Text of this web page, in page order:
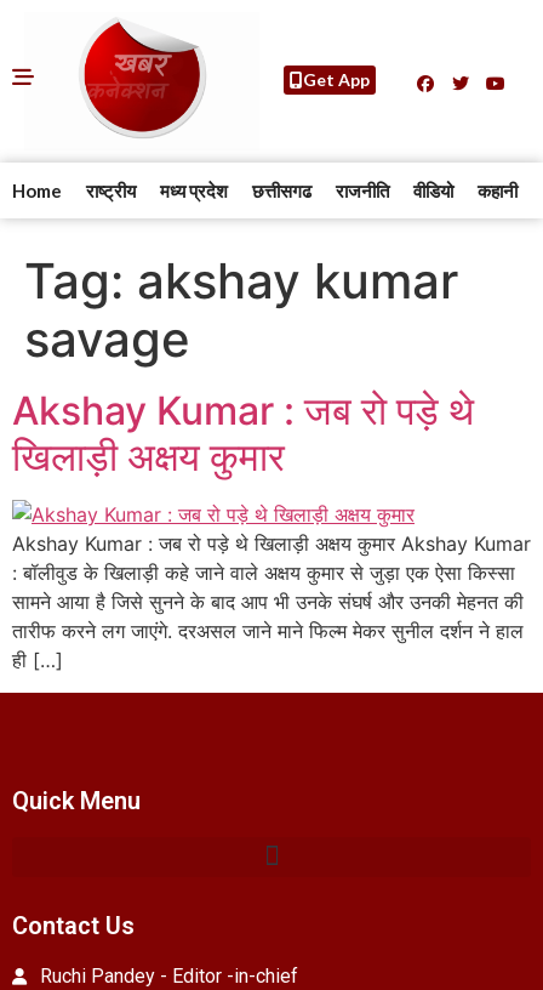
Get App
Home राष्ट्रीय मध्य प्रदेश छत्तीसगढ राजनीति वीडियो कहानी
Tag: akshay kumar
savage
Akshay Kumar : जब रो पड़े थे
खिलाड़ी अक्षय कुमार
Akshay Kumar : जब रो पड़े थे खिलाड़ी अक्षय कुमार Akshay Kumar
: बॉलीवुड के खिलाड़ी कहे जाने वाले अक्षय कुमार से जुड़ा एक ऐसा किस्सा
सामने आया है जिसे सुनने के बाद आप भी उनके संघर्ष और उनकी मेहनत की
तारीफ करने लग जाएंगे. दरअसल जाने माने फिल्म मेकर सुनील दर्शन ने हाल
ही […]
Quick Menu
Contact Us
Ruchi Pandey - Editor -in-chief